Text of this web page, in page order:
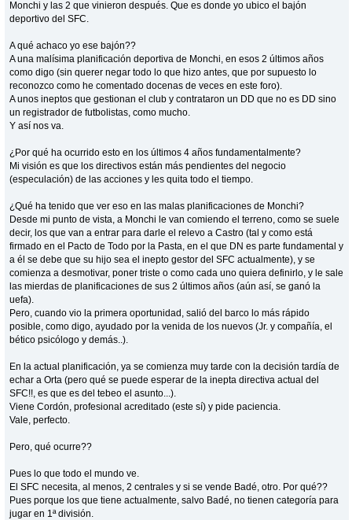
Monchi y las 2 que vinieron después. Que es donde yo ubico el bajón
deportivo del SFC.
A qué achaco yo ese bajón??
A una malísima planificación deportiva de Monchi, en esos 2 últimos años
como digo (sin querer negar todo lo que hizo antes, que por supuesto lo
reconozco como he comentado docenas de veces en este foro).
A unos ineptos que gestionan el club y contrataron un DD que no es DD sino
un registrador de futbolistas, como mucho.
Y así nos va.
¿Por qué ha ocurrido esto en los últimos 4 años fundamentalmente?
Mi visión es que los directivos están más pendientes del negocio
(especulación) de las acciones y les quita todo el tiempo.
¿Qué ha tenido que ver eso en las malas planificaciones de Monchi?
Desde mi punto de vista, a Monchi le van comiendo el terreno, como se suele
decir, los que van a entrar para darle el relevo a Castro (tal y como está
firmado en el Pacto de Todo por la Pasta, en el que DN es parte fundamental y
a él se debe que su hijo sea el inepto gestor del SFC actualmente), y se
comienza a desmotivar, poner triste o como cada uno quiera definirlo, y le sale
las mierdas de planificaciones de sus 2 últimos años (aún así, se ganó la
uefa).
Pero, cuando vio la primera oportunidad, salió del barco lo más rápido
posible, como digo, ayudado por la venida de los nuevos (Jr. y compañía, el
bético psicólogo y demás..).
En la actual planificación, ya se comienza muy tarde con la decisión tardía de
echar a Orta (pero qué se puede esperar de la inepta directiva actual del
SFC!!, es que es del tebeo el asunto...).
Viene Cordón, profesional acreditado (este sí) y pide paciencia.
Vale, perfecto.
Pero, qué ocurre??
Pues lo que todo el mundo ve.
El SFC necesita, al menos, 2 centrales y si se vende Badé, otro. Por qué??
Pues porque los que tiene actualmente, salvo Badé, no tienen categoría para
jugar en 1ª división.